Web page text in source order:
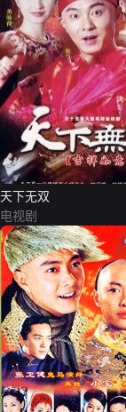
天下无双
电视剧